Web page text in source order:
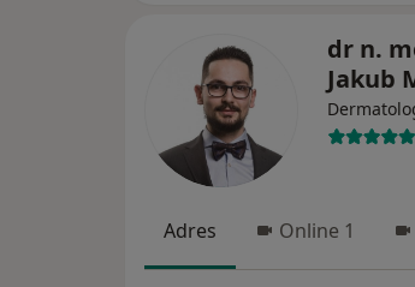
dr n.
Jakub
Adres Online 1